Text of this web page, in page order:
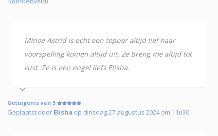
Minoe Astrid is echt een topper altijd lief haar
voorspelling komen altijd uit. Ze breng me altijd tot
rust. Ze is een engel liefs Elisha.
Getuigenis van 5
Geplaatst door Elisha op dinsdag 27 augustus 2024 om 11u30